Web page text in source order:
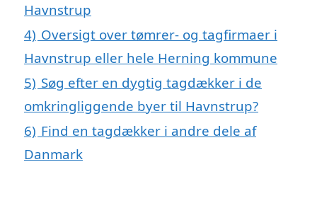
Havnstrup
4) Oversigt over tømrer- og tagfirmaer i
Havnstrup eller hele Herning kommune
5) Søg efter en dygtig tagdækker i de
omkringliggende byer til Havnstrup?
6) Find en tagdækker i andre dele af
Danmark